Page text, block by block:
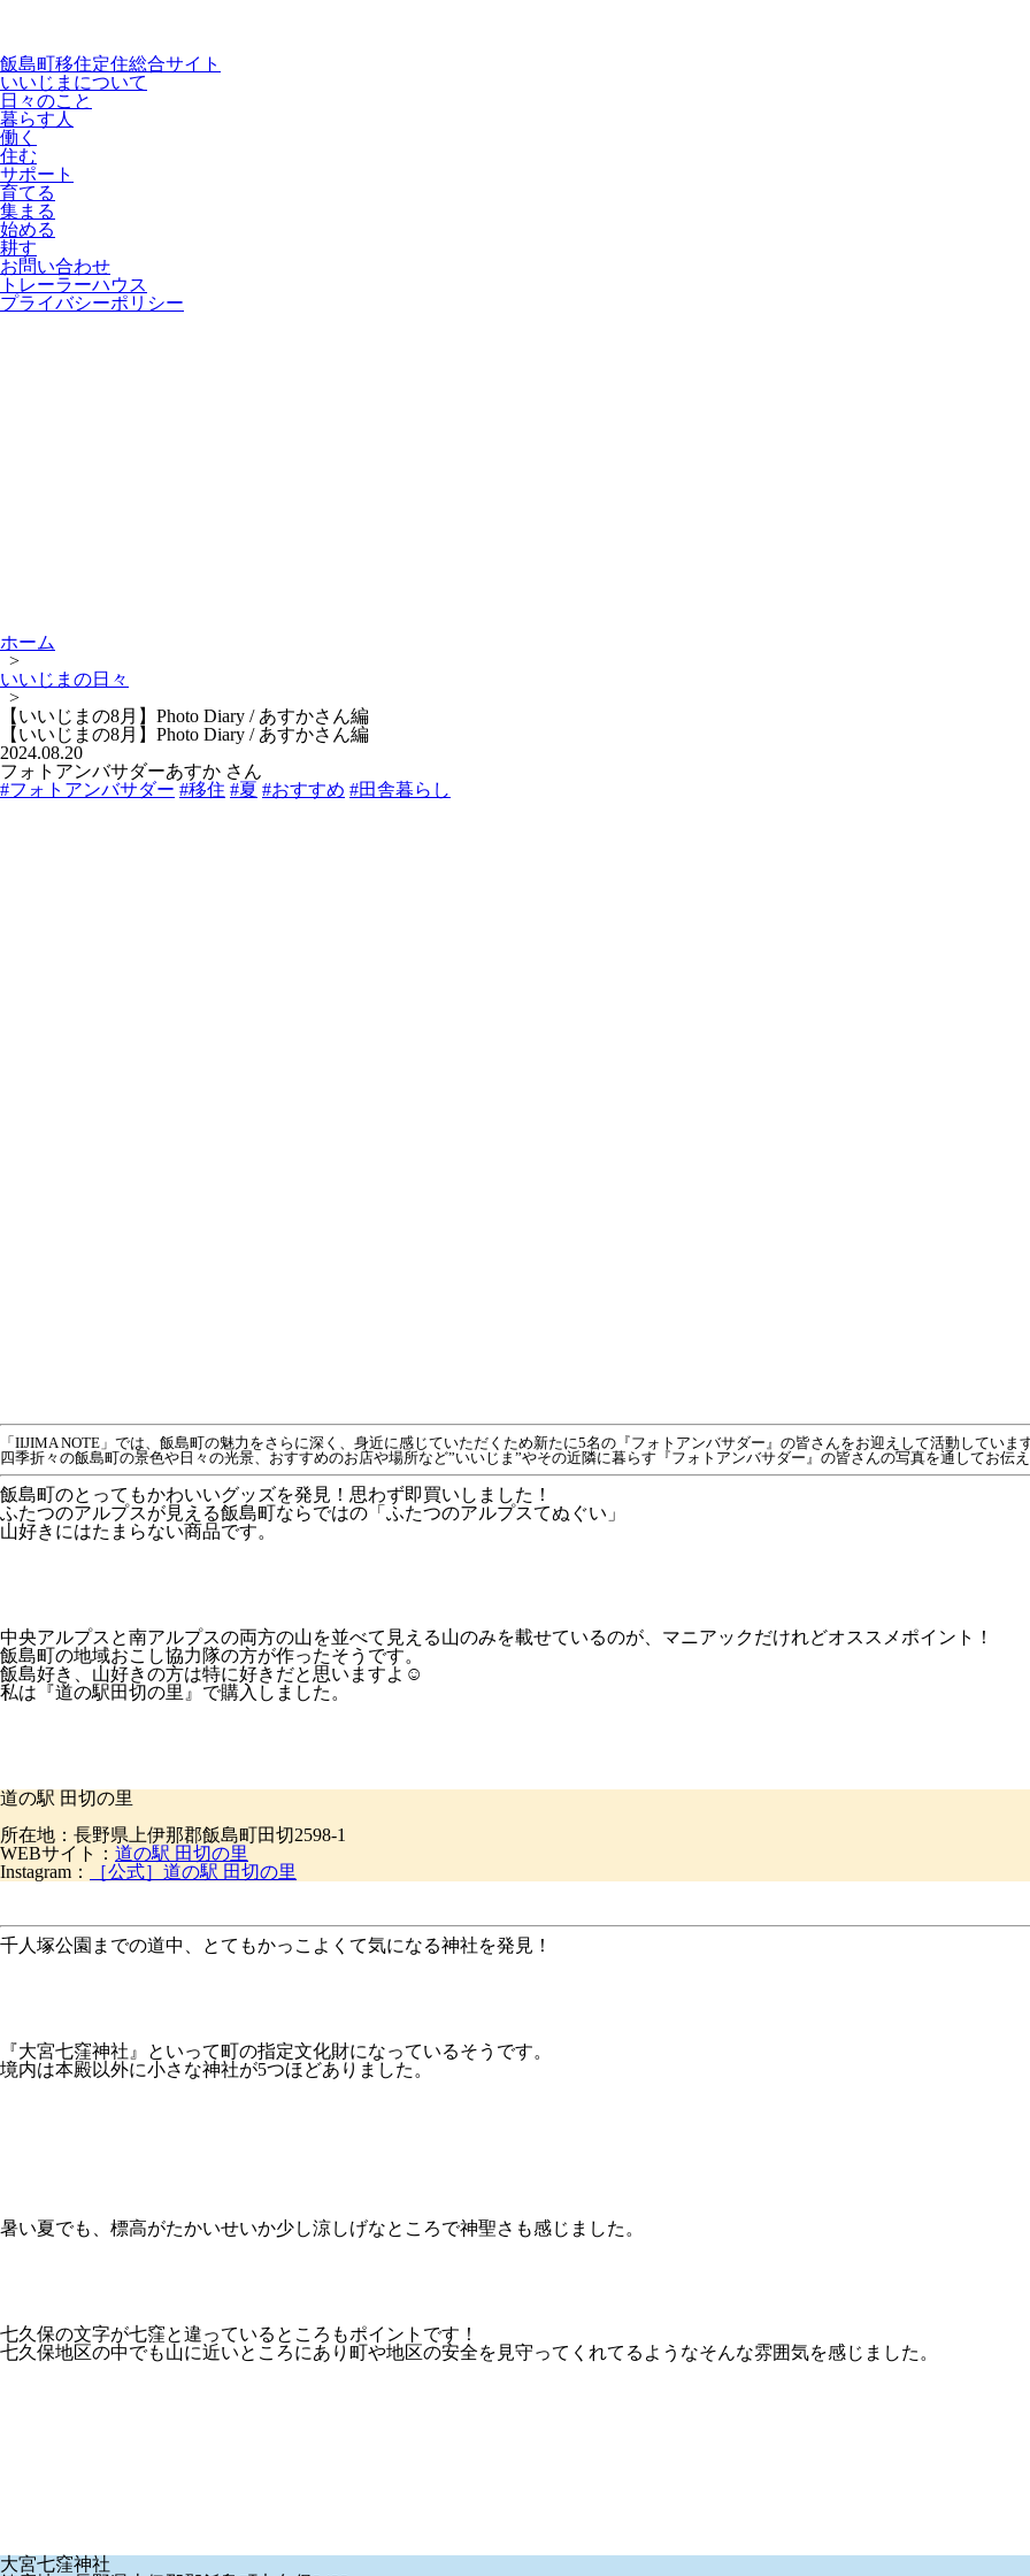
飯島町移住定住総合サイト
いいじまについて
日々のこと
暮らす人
働く
住む
サポート
育てる
集まる
始める
耕す
お問い合わせ
トレーラーハウス
プライバシーポリシー
ホーム
>
いいじまの日々
>
【いいじまの8月】Photo Diary / あすかさん編
【いいじまの8月】Photo Diary / あすかさん編
2024.08.20
フォトアンバサダーあすか さん
#フォトアンバサダー #移住 #夏 #おすすめ #田舎暮らし
「IIJIMA NOTE」では、飯島町の魅力をさらに深く、身近に感じていただくため新たに5名の『フォトアンバサダー』の皆さんをお迎えして活動しています
四季折々の飯島町の景色や日々の光景、おすすめのお店や場所など”いいじま”やその近隣に暮らす『フォトアンバサダー』の皆さんの写真を通してお伝え
飯島町のとってもかわいいグッズを発見！思わず即買いしました！
ふたつのアルプスが見える飯島町ならではの 「ふたつのアルプスてぬぐい」
山好きにはたまらない商品です。
中央アルプスと南アルプスの両方の山を並べて見える山のみを載せているのが、マニアックだけれどオススメポイント！
飯島町の地域おこし協力隊の方が作ったそうです。
飯島好き、山好きの方は特に好きだと思いますよ☺️
私は『道の駅田切の里』で購入しました。
道の駅 田切の里
所在地：長野県上伊那郡飯島町田切2598-1
WEBサイト： 道の駅 田切の里
Instagram：
［公式］道の駅 田切の里
千人塚公園までの道中、とてもかっこよくて気になる神社を発見！
『大宮七窪神社』
といって町の指定文化財になっているそうです。
境内は本殿以外に小さな神社が5つほどありました。
暑い夏でも、標高がたかいせいか少し涼しげなところで神聖さも感じました。
七久保の文字が七窪と違っているところもポイントです！
七久保地区の中でも山に近いところにあり町や地区の安全を見守ってくれてるようなそんな雰囲気を感じました。
大宮七窪神社